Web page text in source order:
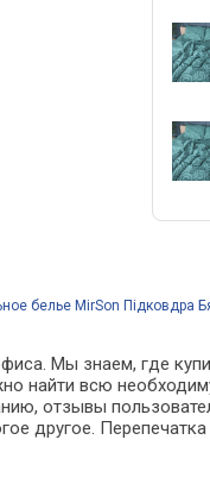
белье MirSon Підковдра
Мы знаем, где
найти всю
отзывы
другое.